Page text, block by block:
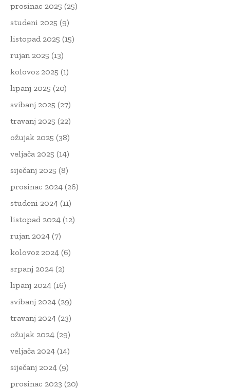
prosinac 2025 (25)
studeni 2025 (9)
listopad 2025 (15)
rujan 2025 (13)
kolovoz 2025 (1)
lipanj 2025 (20)
svibanj 2025 (27)
travanj 2025 (22)
ožujak 2025 (38)
veljača 2025 (14)
siječanj 2025 (8)
prosinac 2024 (26)
studeni 2024 (11)
listopad 2024 (12)
rujan 2024 (7)
kolovoz 2024 (6)
srpanj 2024 (2)
lipanj 2024 (16)
svibanj 2024 (29)
travanj 2024 (23)
ožujak 2024 (29)
veljača 2024 (14)
siječanj 2024 (9)
prosinac 2023 (20)